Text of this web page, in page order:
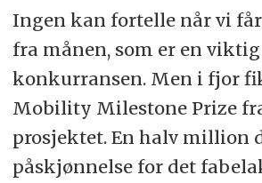
Ingen kan fortelle når vi
fra månen, som er en
konkurransen. Men i fjor
Mobility Milestone Prize
prosjektet. En halv million
påskjønnelse for det